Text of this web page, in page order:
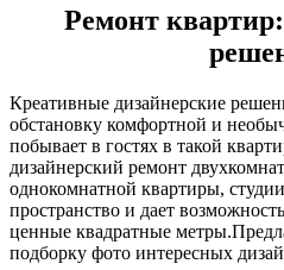
Ремонт
Креативные дизайнерские
обстановку комфортной и
побывает в гостях в такой
дизайнерский ремонт
однокомнатной квартиры,
пространство и дает
ценные квадратные
подборку фото интересных